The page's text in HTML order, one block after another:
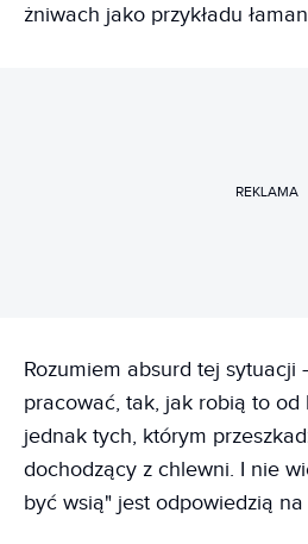
żniwach jako przykładu
REKLAMA
Rozumiem absurd tej sytuacji
pracować, tak, jak robią to od
jednak tych, którym
dochodzący z chlewni. I nie
być wsią" jest odpowiedzią